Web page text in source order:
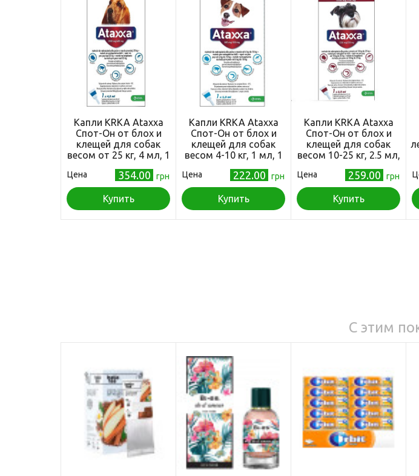
Капли KRKA Ataxxa
Спот-Он от блох и
клещей для собак
весом от 25 кг, 4 мл, 1
Цена 354.00 грн
Купить
Капли KRKA Ataxxa
Спот-Он от блох и
клещей для собак
весом 4-10 кг, 1 мл, 1
Цена 222.00 грн
Купить
Капли KRKA Ataxxa
Спот-Он от блох и
клещей для собак
весом 10-25 кг, 2.5 мл,
Цена 259.00 грн
Купить
С этим